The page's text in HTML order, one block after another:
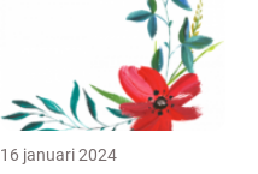
16 januari 2024